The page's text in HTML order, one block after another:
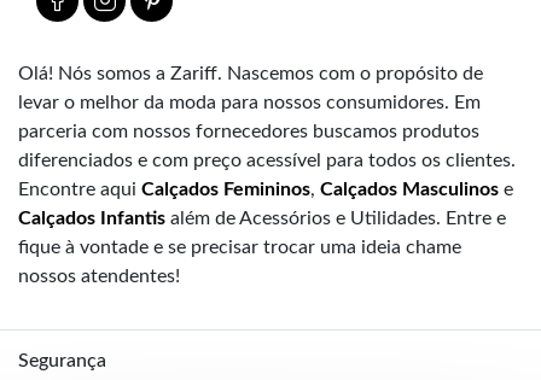
Olá! Nós somos a Zariff. Nascemos com o propósito de
levar o melhor da moda para nossos consumidores. Em
parceria com nossos fornecedores buscamos produtos
diferenciados e com preço acessível para todos os clientes.
Encontre aqui Calçados Femininos, Calçados Masculinos e
Calçados Infantis além de Acessórios e Utilidades. Entre e
fique à vontade e se precisar trocar uma ideia chame
nossos atendentes!
Segurança